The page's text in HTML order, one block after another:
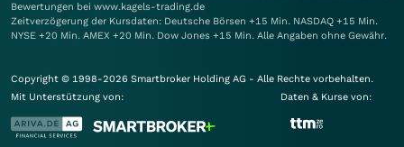
Bewertungen bei www.kagels-trading.de
Zeitverzögerung der Kursdaten: Deutsche Börsen +15 Min. NASDAQ +15 Min.
NYSE +20 Min. AMEX +20 Min. Dow Jones +15 Min. Alle Angaben ohne Gewähr.
Copyright © 1998-2026 Smartbroker Holding AG - Alle Rechte vorbehalten.
Mit Unterstützung von:
Daten & Kurse von: